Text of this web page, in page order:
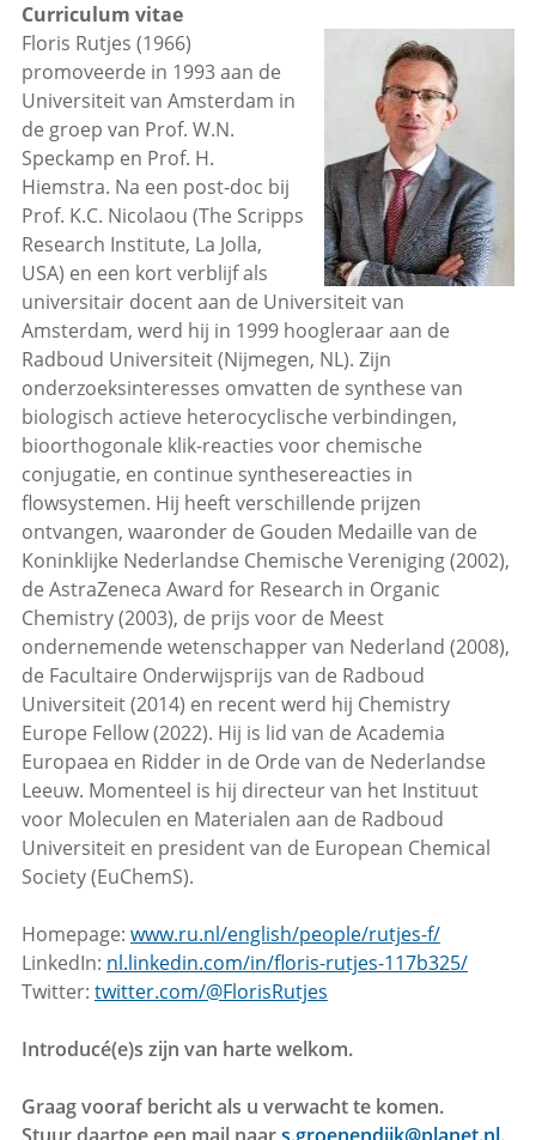
Curriculum vitae
Floris Rutjes (1966)
promoveerde in 1993 aan de
Universiteit van Amsterdam in
de groep van Prof. W.N.
Speckamp en Prof. H.
Hiemstra. Na een post-doc bij
Prof. K.C. Nicolaou (The Scripps
Research Institute, La Jolla,
USA) en een kort verblijf als
universitair docent aan de Universiteit van
Amsterdam, werd hij in 1999 hoogleraar aan de
Radboud Universiteit (Nijmegen, NL). Zijn
onderzoeksinteresses omvatten de synthese van
biologisch actieve heterocyclische verbindingen,
bioorthogonale klik-reacties voor chemische
conjugatie, en continue synthesereacties in
flowsystemen. Hij heeft verschillende prijzen
ontvangen, waaronder de Gouden Medaille van de
Koninklijke Nederlandse Chemische Vereniging (2002),
de AstraZeneca Award for Research in Organic
Chemistry (2003), de prijs voor de Meest
ondernemende wetenschapper van Nederland (2008),
de Facultaire Onderwijsprijs van de Radboud
Universiteit (2014) en recent werd hij Chemistry
Europe Fellow (2022). Hij is lid van de Academia
Europaea en Ridder in de Orde van de Nederlandse
Leeuw. Momenteel is hij directeur van het Instituut
voor Moleculen en Materialen aan de Radboud
Universiteit en president van de European Chemical
Society (EuChemS).
Homepage: www.ru.nl/english/people/rutjes-f/
LinkedIn: nl.linkedin.com/in/floris-rutjes-117b325/
Twitter: twitter.com/@FlorisRutjes
Introducé(e)s zijn van harte welkom.
Graag vooraf bericht als u verwacht te komen.